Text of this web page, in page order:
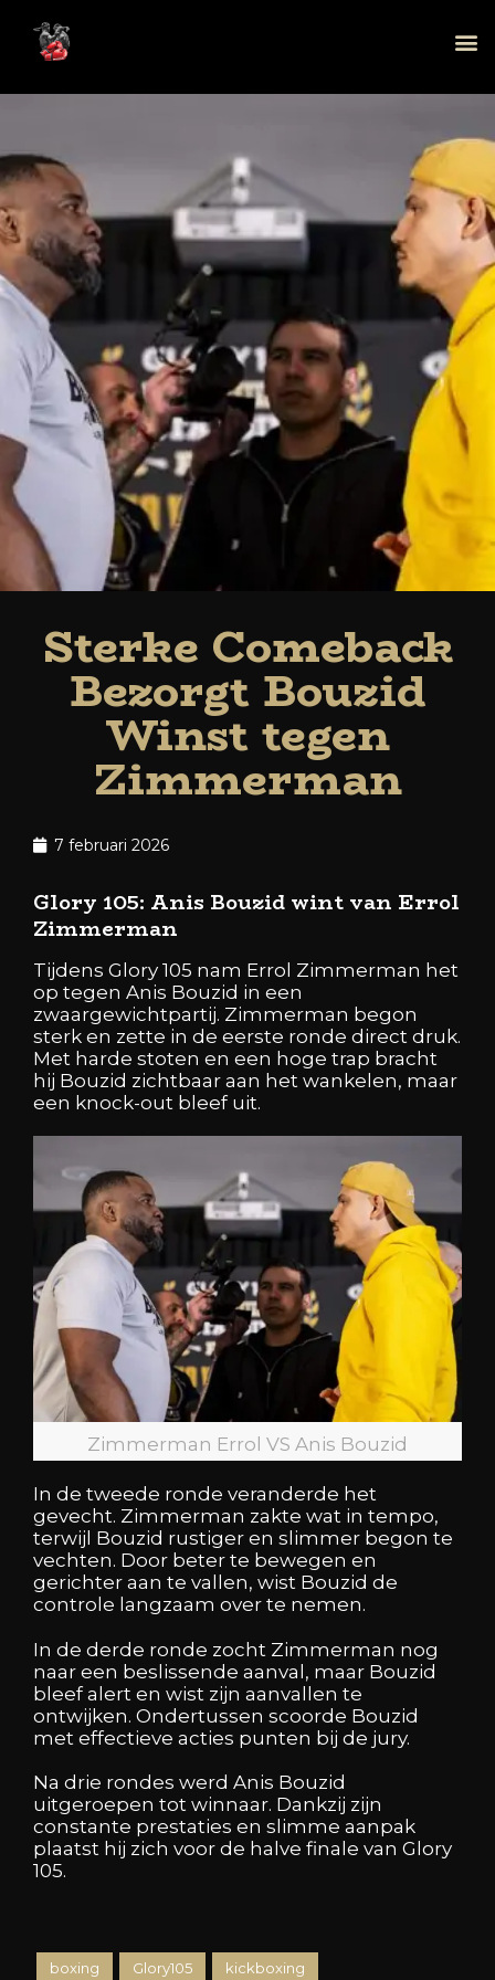
Sterke Comeback
Bezorgt Bouzid
Winst tegen
Zimmerman
7 februari 2026
Glory 105: Anis Bouzid wint van Errol
Zimmerman
Tijdens Glory 105 nam Errol Zimmerman het
op tegen Anis Bouzid in een
zwaargewichtpartij. Zimmerman begon
sterk en zette in de eerste ronde direct druk.
Met harde stoten en een hoge trap bracht
hij Bouzid zichtbaar aan het wankelen, maar
een knock-out bleef uit.
Zimmerman Errol VS Anis Bouzid
In de tweede ronde veranderde het
gevecht. Zimmerman zakte wat in tempo,
terwijl Bouzid rustiger en slimmer begon te
vechten. Door beter te bewegen en
gerichter aan te vallen, wist Bouzid de
controle langzaam over te nemen.
In de derde ronde zocht Zimmerman nog
naar een beslissende aanval, maar Bouzid
bleef alert en wist zijn aanvallen te
ontwijken. Ondertussen scoorde Bouzid
met effectieve acties punten bij de jury.
Na drie rondes werd Anis Bouzid
uitgeroepen tot winnaar. Dankzij zijn
constante prestaties en slimme aanpak
plaatst hij zich voor de halve finale van Glory
105.
boxing Glory105 kickboxing